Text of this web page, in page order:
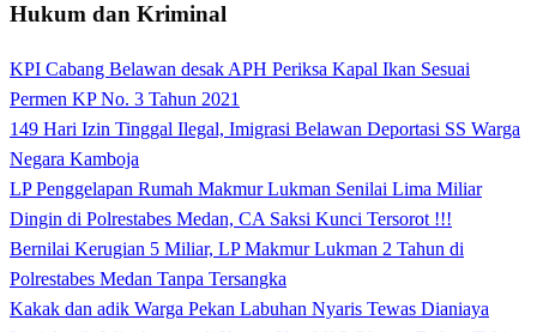
Hukum dan Kriminal
KPI Cabang Belawan desak APH Periksa Kapal Ikan Sesuai
Permen KP No. 3 Tahun 2021
149 Hari Izin Tinggal Ilegal, Imigrasi Belawan Deportasi SS Warga
Negara Kamboja
LP Penggelapan Rumah Makmur Lukman Senilai Lima Miliar
Dingin di Polrestabes Medan, CA Saksi Kunci Tersorot !!!
Bernilai Kerugian 5 Miliar, LP Makmur Lukman 2 Tahun di
Polrestabes Medan Tanpa Tersangka
Kakak dan adik Warga Pekan Labuhan Nyaris Tewas Dianiaya